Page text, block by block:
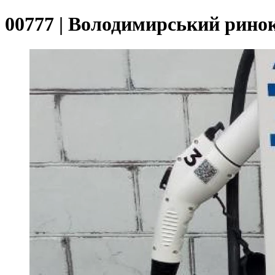
00777 | Володимирський